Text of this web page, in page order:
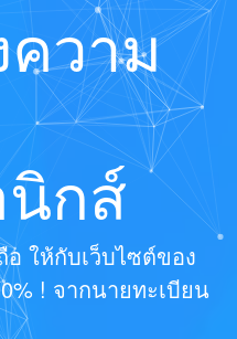
วาม
กส์
ให้กับเว็บไซต์ของ
! จากนายทะเบียน